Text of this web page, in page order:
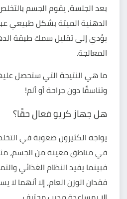
بعد الجلسة، يقوم الجسم
الدهنية الميتة بشكل طبيعي
يؤدي إلى تقليل سمك طبقة
المعالجة.
ما هي النتيجة التي ستحصل
وتناسقًا دون جراحة أو ألم!
هل جهاز كريو فعال حقًا؟
يواجه الكثيرون صعوبة في
في مناطق معينة من الجسم، مثل
فبينما يفيد النظام الغذائي
فقدان الوزن العام، إلا أنهما